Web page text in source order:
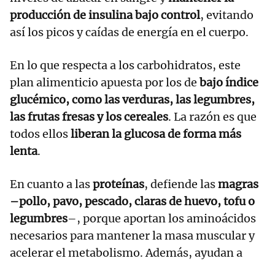
producción de insulina bajo control, evitando
así los picos y caídas de energía en el cuerpo.
En lo que respecta a los carbohidratos, este
plan alimenticio apuesta por los de bajo índice
glucémico, como las verduras, las legumbres,
las frutas fresas y los cereales. La razón es que
todos ellosliberan la glucosa de forma más
lenta.
En cuanto a lasproteínas, defiende lasmagras
–pollo, pavo, pescado, claras de huevo, tofu o
legumbres–, porque aportan los aminoácidos
necesarios para mantener la masa muscular y
acelerar el metabolismo. Además, ayudan a